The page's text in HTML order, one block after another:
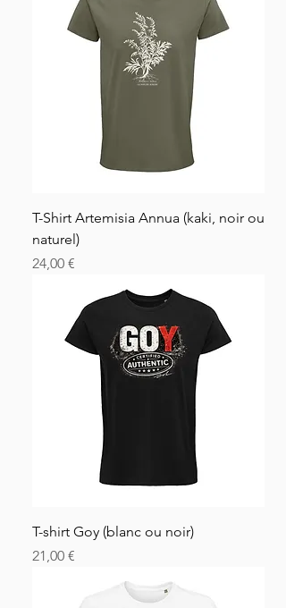
T-Shirt Artemisia Annua (kaki, noir ou
naturel)
Price
24,00 €
T-shirt Goy (blanc ou noir)
Price
21,00 €